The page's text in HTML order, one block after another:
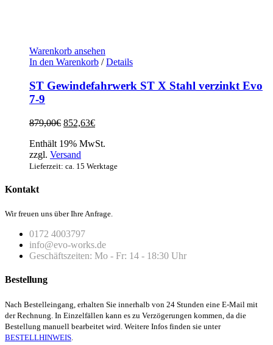
Warenkorb ansehen
In den Warenkorb / Details
ST Gewindefahrwerk ST X Stahl verzinkt Evo
7-9
879,00€ Ursprünglicher
war:
879,00€
852,63€Aktueller
ist:
Enthält 19% MwSt.
zzgl. Versand
Lieferzeit: ca. 15 Werktage
Kontakt
Wir freuen uns über Ihre Anfrage.
0172 4003797
info@evo-works.de
Geschäftszeiten: Mo - Fr: 14 - 18:30 Uhr
Bestellung
Nach Bestelleingang, erhalten Sie innerhalb von 24 Stunden eine E-Mail mit
der Rechnung. In Einzelfällen kann es zu Verzögerungen kommen, da die
Bestellung manuell bearbeitet wird. Weitere Infos finden sie unter
BESTELLHINWEIS